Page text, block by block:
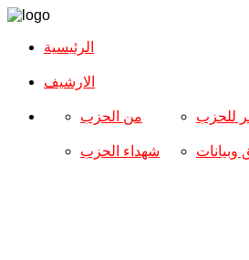
الرئيسية
الارشیف
من الحزب
شهداء الحزب
للحزب
وبيانات